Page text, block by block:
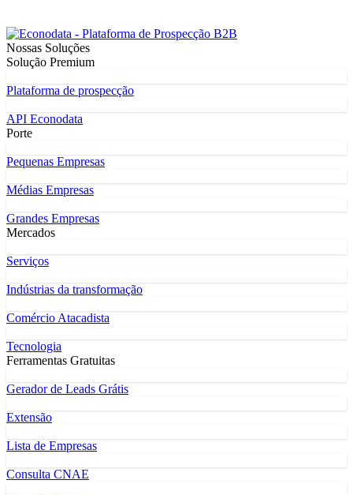
Nossas Soluções
Solução Premium
Plataforma de prospecção
API Econodata
Porte
Pequenas Empresas
Médias Empresas
Grandes Empresas
Mercados
Serviços
Indústrias da transformação
Comércio Atacadista
Tecnologia
Ferramentas Gratuitas
Gerador de Leads Grátis
Extensão
Lista de Empresas
Consulta CNAE